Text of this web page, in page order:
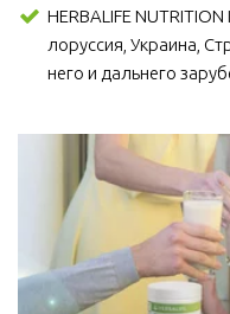
HERBALIFE
лоруссия, Украина,
него и дальнего